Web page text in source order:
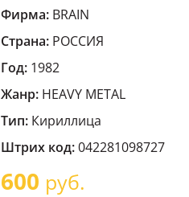
Фирма: BRAIN
Страна: РОССИЯ
Год: 1982
Жанр: HEAVY METAL
Тип: Кириллица
Штрих код:042281098727
600 руб.